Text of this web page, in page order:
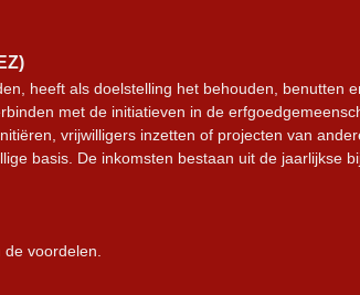
heeft als doelstelling het behouden, benutten
met de initiatieven in de
vrijwilligers inzetten of projecten van
basis. De inkomsten bestaan uit de jaarlijkse
voordelen.